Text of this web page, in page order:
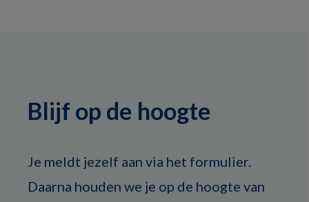
Blijf op de hoogte
Je meldt jezelf aan via het formulier.
Daarna houden we je op de hoogte van